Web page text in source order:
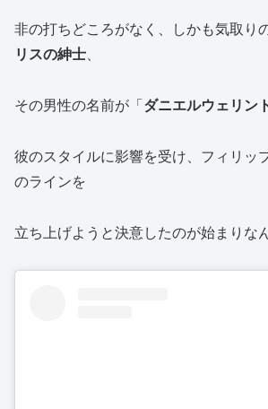
非の打ちどころがなく、しかも気取り
リスの紳士、
その男性の名前が「ダニエルウェリン
彼のスタイルに影響を受け、フィリッ
のラインを
立ち上げようと決意したのが始まりな